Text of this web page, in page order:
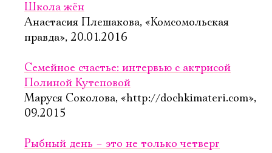
Школа жён
Анастасия Плешакова, «Комсомольская
правда», 20.01.2016
Семейное счастье: интервью с актрисой
Полиной Кутеповой
Маруся Соколова, «http://dochkimateri.com»,
09.2015
Рыбный день – это не только четверг